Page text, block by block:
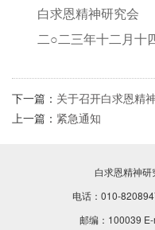
白求恩精神研究会
二○二三年十二月十
下一篇： 关于召开白求恩精
上一篇： 紧急通知
白求恩精神研
电话：010-
邮编：100039